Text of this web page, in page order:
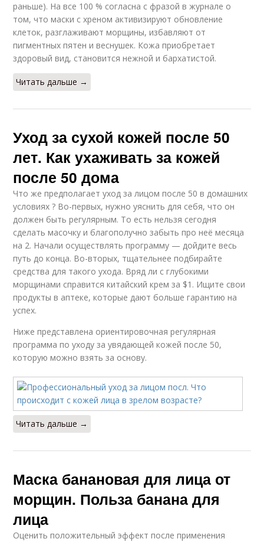
раньше). На все 100 % согласна с фразой в журнале о
том, что маски с хреном активизируют обновление
клеток, разглаживают морщины, избавляют от
пигментных пятен и веснушек. Кожа приобретает
здоровый вид, становится нежной и бархатистой.
Читать дальше →
Уход за сухой кожей после 50
лет. Как ухаживать за кожей
после 50 дома
Что же предполагает уход за лицом после 50 в домашних
условиях ? Во-первых, нужно уяснить для себя, что он
должен быть регулярным. То есть нельзя сегодня
сделать масочку и благополучно забыть про неё месяца
на 2. Начали осуществлять программу — дойдите весь
путь до конца. Во-вторых, тщательнее подбирайте
средства для такого ухода. Вряд ли с глубокими
морщинами справится китайский крем за $1. Ищите свои
продукты в аптеке, которые дают больше гарантию на
успех.
Ниже представлена ориентировочная регулярная
программа по уходу за увядающей кожей после 50,
которую можно взять за основу.
Читать дальше →
Маска банановая для лица от
морщин. Польза банана для
лица
Оценить положительный эффект после применения